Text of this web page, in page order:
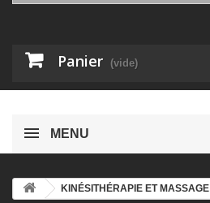
Panier (vide)
MENU
KINÉSITHÉRAPIE ET MASSAGE